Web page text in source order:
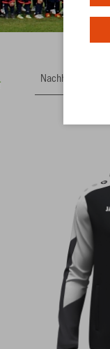
Nachhaltig